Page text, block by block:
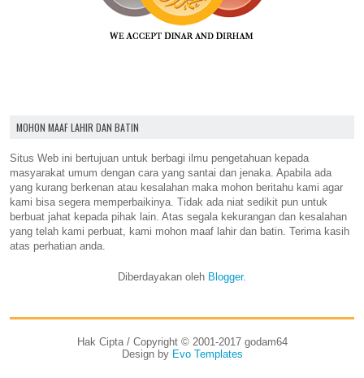
MOHON MAAF LAHIR DAN BATIN
Situs Web ini bertujuan untuk berbagi ilmu pengetahuan kepada
masyarakat umum dengan cara yang santai dan jenaka. Apabila ada
yang kurang berkenan atau kesalahan maka mohon beritahu kami agar
kami bisa segera memperbaikinya. Tidak ada niat sedikit pun untuk
berbuat jahat kepada pihak lain. Atas segala kekurangan dan kesalahan
yang telah kami perbuat, kami mohon maaf lahir dan batin. Terima kasih
atas perhatian anda.
Diberdayakan oleh Blogger.
Hak Cipta / Copyright © 2001-2017 godam64
Design by Evo Templates